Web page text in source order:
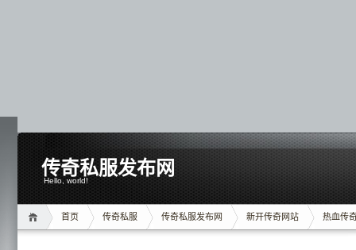
传奇私服发布网
Hello, world!
首页 传奇私服 传奇私服发布网 新开传奇网站 热血传